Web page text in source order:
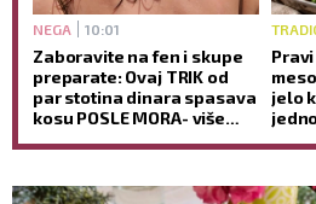
NEGA 10:01
Zaboravite na fen i skupe
preparate: Ovaj TRIK od
par stotina dinara spasava
kosu POSLE MORA- više
Pravi
jelo